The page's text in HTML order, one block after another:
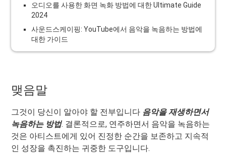
오디오를 사용한 화면 녹화 방법에 대한 Ultimate Guide
2024
사운드스케이핑: YouTube에서 음악을 녹음하는 방법에
대한 가이드
맺음말
그것이 당신이 알아야 할 전부입니다 음악을 재생하면서
녹음하는 방법. 결론적으로, 연주하면서 음악을 녹음하는
것은 아티스트에게 있어 진정한 순간을 보존하고 지속적
인 성장을 촉진하는 귀중한 도구입니다.